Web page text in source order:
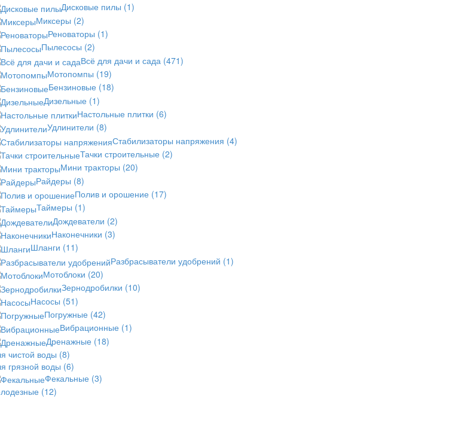
Дисковые пилы (1)
Миксеры (2)
Реноваторы (1)
Пылесосы (2)
Всё для дачи и сада (471)
Мотопомпы (19)
Бензиновые (18)
Дизельные (1)
Настольные плитки (6)
Удлинители (8)
Стабилизаторы напряжения (4)
Тачки строительные (2)
Мини тракторы (20)
Райдеры (8)
Полив и орошение (17)
Таймеры (1)
Дождеватели (2)
Наконечники (3)
Шланги (11)
Разбрасыватели удобрений (1)
Мотоблоки (20)
Зернодробилки (10)
Насосы (51)
Погружные (42)
Вибрационные (1)
Дренажные (18)
чистой воды (8)
грязной воды (6)
Фекальные (3)
(12)